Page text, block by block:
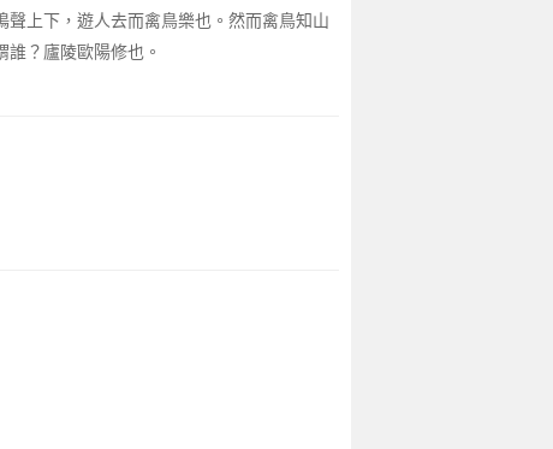
上下，遊人去而禽鳥樂也。然而禽鳥知山
？廬陵歐陽修也。